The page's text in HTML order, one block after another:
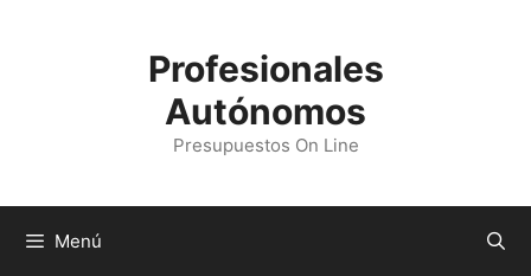
Profesionales
Autónomos
Presupuestos On Line
Menú